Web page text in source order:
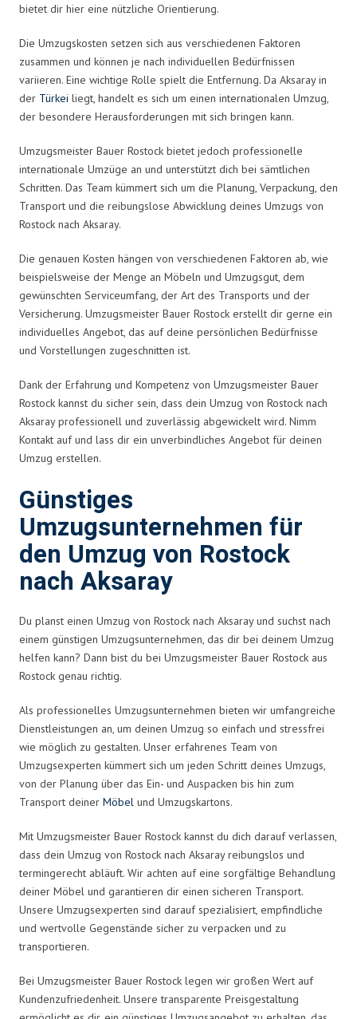
bietet dir hier eine nützliche Orientierung.
Die Umzugskosten setzen sich aus verschiedenen Faktoren
zusammen und können je nach individuellen Bedürfnissen
variieren. Eine wichtige Rolle spielt die Entfernung. Da Aksaray in
der Türkei liegt, handelt es sich um einen internationalen Umzug,
der besondere Herausforderungen mit sich bringen kann.
Umzugsmeister Bauer Rostock bietet jedoch professionelle
internationale Umzüge an und unterstützt dich bei sämtlichen
Schritten. Das Team kümmert sich um die Planung, Verpackung, den
Transport und die reibungslose Abwicklung deines Umzugs von
Rostock nach Aksaray.
Die genauen Kosten hängen von verschiedenen Faktoren ab, wie
beispielsweise der Menge an Möbeln und Umzugsgut, dem
gewünschten Serviceumfang, der Art des Transports und der
Versicherung. Umzugsmeister Bauer Rostock erstellt dir gerne ein
individuelles Angebot, das auf deine persönlichen Bedürfnisse
und Vorstellungen zugeschnitten ist.
Dank der Erfahrung und Kompetenz von Umzugsmeister Bauer
Rostock kannst du sicher sein, dass dein Umzug von Rostock nach
Aksaray professionell und zuverlässig abgewickelt wird. Nimm
Kontakt auf und lass dir ein unverbindliches Angebot für deinen
Umzug erstellen.
Günstiges
Umzugsunternehmen für
den Umzug von Rostock
nach Aksaray
Du planst einen Umzug von Rostock nach Aksaray und suchst nach
einem günstigen Umzugsunternehmen, das dir bei deinem Umzug
helfen kann? Dann bist du bei Umzugsmeister Bauer Rostock aus
Rostock genau richtig.
Als professionelles Umzugsunternehmen bieten wir umfangreiche
Dienstleistungen an, um deinen Umzug so einfach und stressfrei
wie möglich zu gestalten. Unser erfahrenes Team von
Umzugsexperten kümmert sich um jeden Schritt deines Umzugs,
von der Planung über das Ein- und Auspacken bis hin zum
Transport deiner Möbel und Umzugskartons.
Mit Umzugsmeister Bauer Rostock kannst du dich darauf verlassen,
dass dein Umzug von Rostock nach Aksaray reibungslos und
termingerecht abläuft. Wir achten auf eine sorgfältige Behandlung
deiner Möbel und garantieren dir einen sicheren Transport.
Unsere Umzugsexperten sind darauf spezialisiert, empfindliche
und wertvolle Gegenstände sicher zu verpacken und zu
transportieren.
Bei Umzugsmeister Bauer Rostock legen wir großen Wert auf
Kundenzufriedenheit. Unsere transparente Preisgestaltung